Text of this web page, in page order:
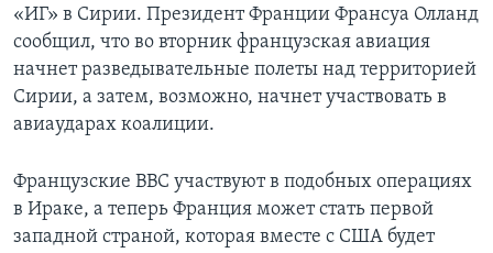
«ИГ» в Сирии. Президент Франции Франсуа Олланд
сообщил, что во вторник французская авиация
начнет разведывательные полеты над территорией
Сирии, а затем, возможно, начнет участвовать в
авиаударах коалиции.
Французские ВВС участвуют в подобных операциях
в Ираке, а теперь Франция может стать первой
западной страной, которая вместе с США будет